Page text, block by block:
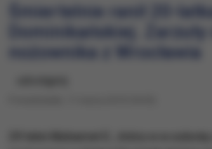
Śmiertelnie ranił 20-
Dominikańskiej. Zarzuty
nożownika z Wrocławia